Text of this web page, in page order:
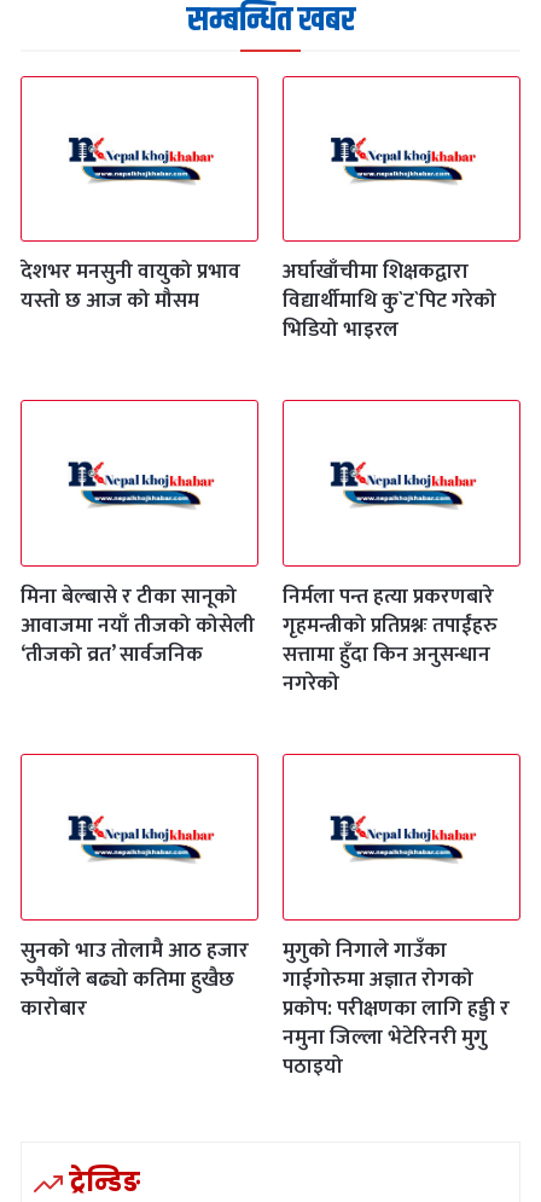
सम्बन्धित खबर
देशभर मनसुनी वायुको प्रभाव
यस्तो छ आज को मौसम
अर्घाखाँचीमा शिक्षकद्वारा
विद्यार्थीमाथि कु`ट`पिट गरेको
भिडियो भाइरल
मिना बेल्बासे र टीका सानूको
आवाजमा नयाँ तीजको कोसेली
‘तीजको व्रत’ सार्वजनिक
निर्मला पन्त हत्या प्रकरणबारे
गृहमन्त्रीको प्रतिप्रश्नः तपाईंहरु
सत्तामा हुँदा किन अनुसन्धान
नगरेको
सुनको भाउ तोलामै आठ हजार
रुपैयाँले बढ्यो कतिमा हुखैछ
कारोबार
मुगुको निगाले गाउँका
गाईगोरुमा अज्ञात रोगको
प्रकोप: परीक्षणका लागि हड्डी र
नमुना जिल्ला भेटेरिनरी मुगु
पठाइयो
ट्रेन्डिङ